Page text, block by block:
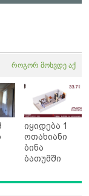
როგორ მოხვდე აქ
იყიდება 1
ოთახიანი
ბინა
ბათუმში